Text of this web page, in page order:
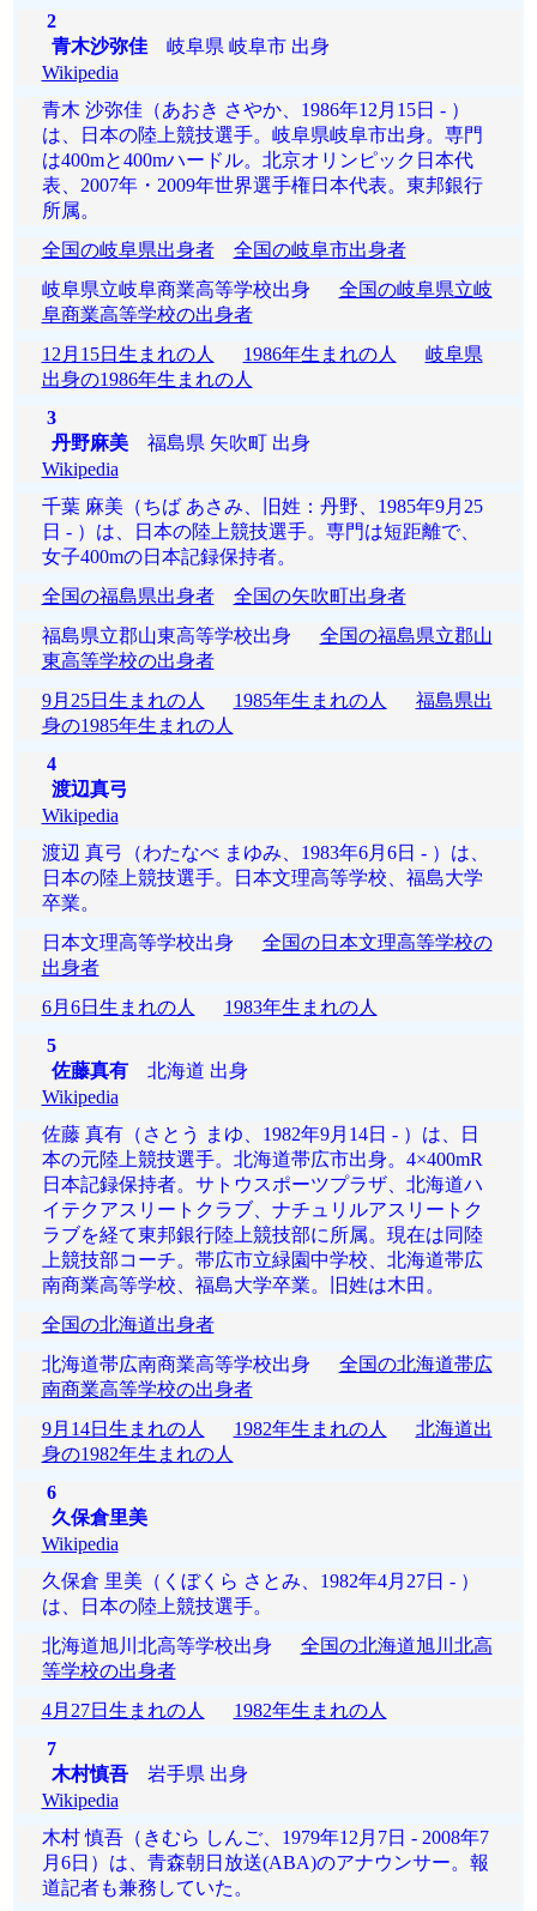
2
青木沙弥佳岐阜県 岐阜市 出身
Wikipedia
青木 沙弥佳（あおき さやか、1986年12月15日 - ）
は、日本の陸上競技選手。岐阜県岐阜市出身。専門
は400mと400mハードル。北京オリンピック日本代
表、2007年・2009年世界選手権日本代表。東邦銀行
所属。
全国の岐阜県出身者
全国の岐阜市出身者
岐阜県立岐阜商業高等学校出身 全国の岐阜県立岐
阜商業高等学校の出身者
12月15日生まれの人
1986年生まれの人
岐阜県
出身の1986年生まれの人
3
丹野麻美福島県 矢吹町 出身
Wikipedia
千葉 麻美（ちば あさみ、旧姓：丹野、1985年9月25
日 - ）は、日本の陸上競技選手。専門は短距離で、
女子400mの日本記録保持者。
全国の福島県出身者
全国の矢吹町出身者
福島県立郡山東高等学校出身 全国の福島県立郡山
東高等学校の出身者
9月25日生まれの人
1985年生まれの人
福島県出
身の1985年生まれの人
4
渡辺真弓
Wikipedia
渡辺 真弓（わたなべ まゆみ、1983年6月6日 - ）は、
日本の陸上競技選手。日本文理高等学校、福島大学
卒業。
日本文理高等学校出身 全国の日本文理高等学校の
出身者
6月6日生まれの人
1983年生まれの人
5
佐藤真有北海道 出身
Wikipedia
佐藤 真有（さとう まゆ、1982年9月14日 - ）は、日
本の元陸上競技選手。北海道帯広市出身。4×400mR
日本記録保持者。サトウスポーツプラザ、北海道ハ
イテクアスリートクラブ、ナチュリルアスリートク
ラブを経て東邦銀行陸上競技部に所属。現在は同陸
上競技部コーチ。帯広市立緑園中学校、北海道帯広
南商業高等学校、福島大学卒業。旧姓は木田。
全国の北海道出身者
北海道帯広南商業高等学校出身 全国の北海道帯広
南商業高等学校の出身者
9月14日生まれの人
1982年生まれの人
北海道出
身の1982年生まれの人
6
久保倉里美
Wikipedia
久保倉 里美（くぼくら さとみ、1982年4月27日 - ）
は、日本の陸上競技選手。
北海道旭川北高等学校出身 全国の北海道旭川北高
等学校の出身者
4月27日生まれの人
1982年生まれの人
7
木村慎吾岩手県 出身
Wikipedia
木村 慎吾（きむら しんご、1979年12月7日 - 2008年7
月6日）は、青森朝日放送(ABA)のアナウンサー。報
道記者も兼務していた。